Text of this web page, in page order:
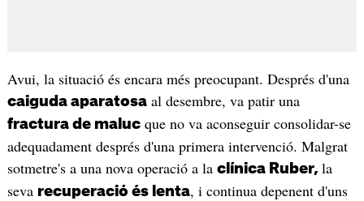
Avui, la situació és encara més preocupant. Després d'una
caiguda aparatosaal desembre, va patir una
fractura de malucque no va aconseguir consolidar-se
adequadament després d'una primera intervenció. Malgrat
sotmetre's a una nova operació a la clínica Ruber, la
seva recuperació és lenta, i continua depenent d'uns